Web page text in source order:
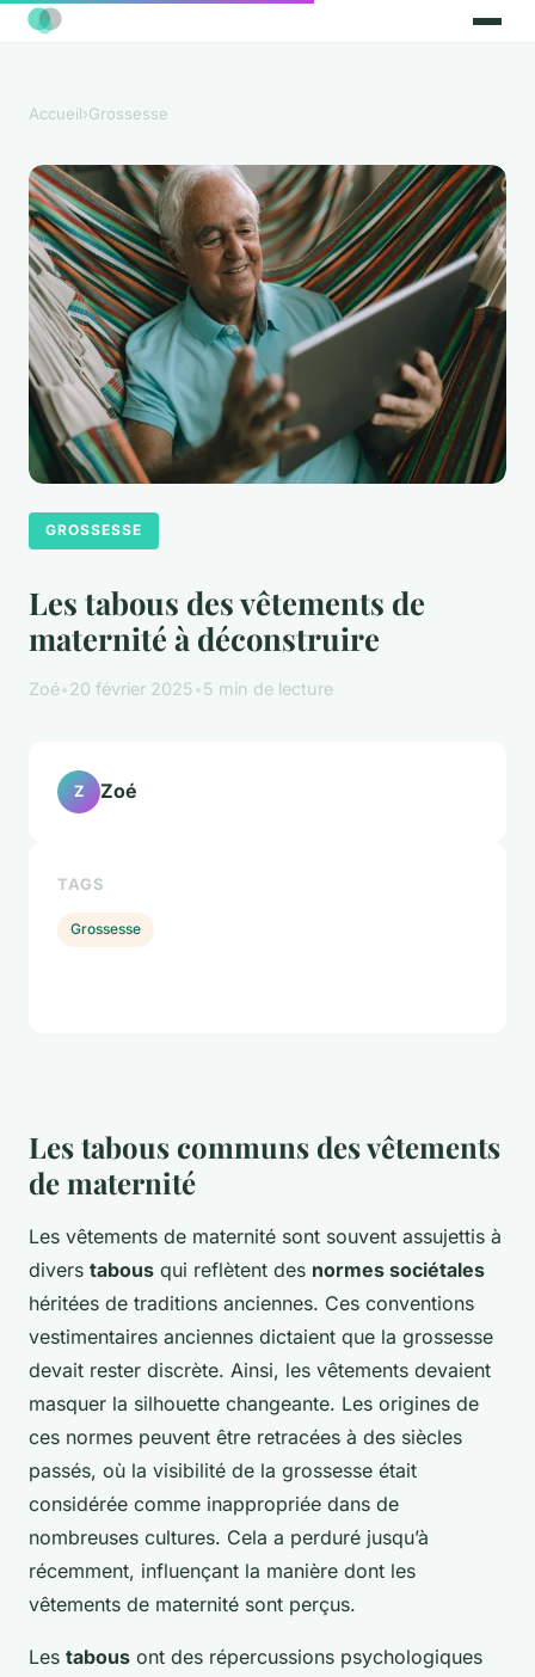
Accueil›Grossesse
GROSSESSE
Les tabous des vêtements de
maternité à déconstruire
Zoé•20 février 2025•5 min de lecture
Les tabous communs des vêtements
de maternité
Les vêtements de maternité sont souvent assujettis à
divers tabous qui reflètent des normes sociétales
héritées de traditions anciennes. Ces conventions
vestimentaires anciennes dictaient que la grossesse
devait rester discrète. Ainsi, les vêtements devaient
masquer la silhouette changeante. Les origines de
ces normes peuvent être retracées à des siècles
passés, où la visibilité de la grossesse était
considérée comme inappropriée dans de
nombreuses cultures. Cela a perduré jusqu’à
récemment, influençant la manière dont les
vêtements de maternité sont perçus.
Les tabous ont des répercussions psychologiques
Z Zoé
TAGS
Grossesse